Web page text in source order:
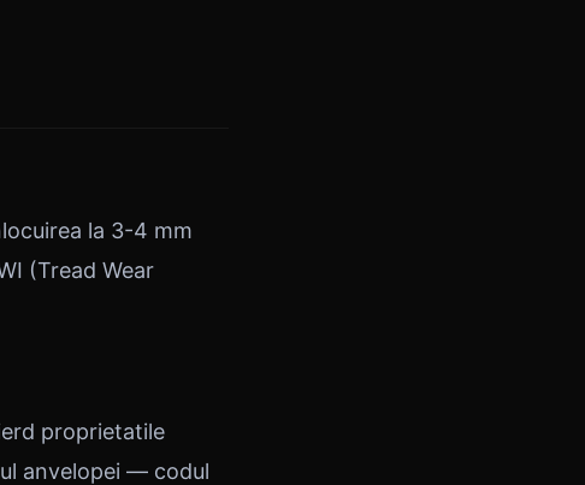
la 3-4 mm
(Tread Wear
proprietatile
anvelopei — codul